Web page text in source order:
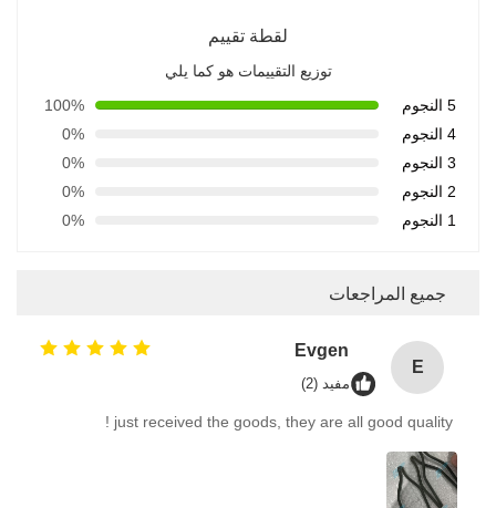
لقطة تقييم
توزيع التقييمات هو كما يلي
5 النجوم
100%
4 النجوم
0%
3 النجوم
0%
2 النجوم
0%
1 النجوم
0%
جميع المراجعات
E
Evgen
مفيد (2)
just received the goods, they are all good quality !